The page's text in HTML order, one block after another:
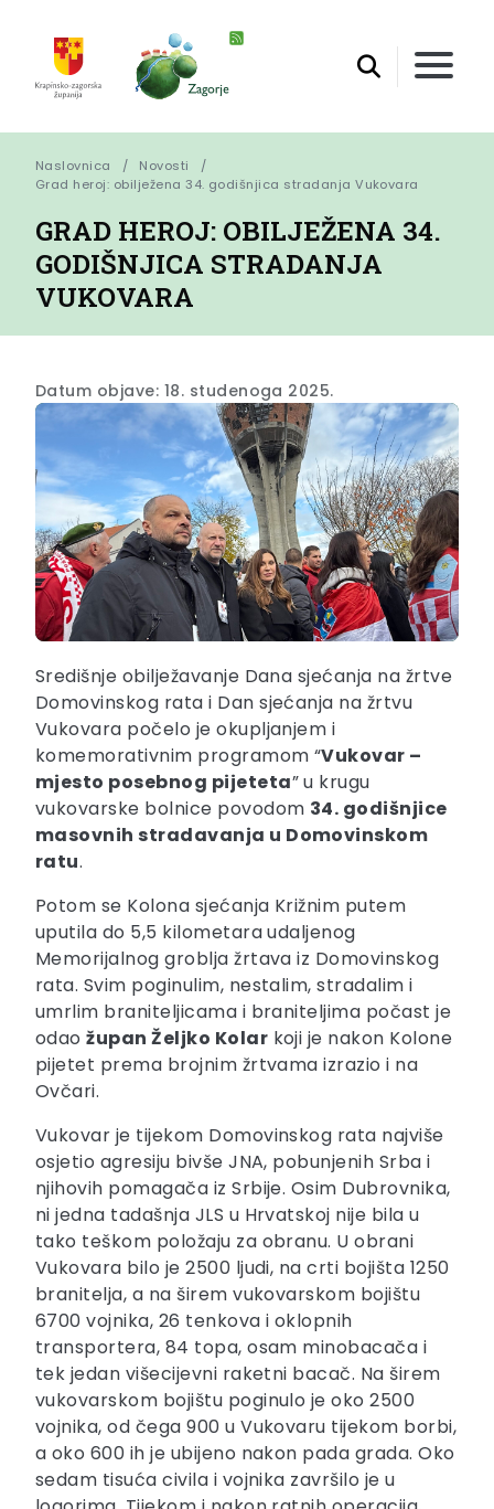
Naslovnica
Novosti
Grad heroj: obilježena 34. godišnjica stradanja Vukovara
GRAD HEROJ: OBILJEŽENA 34.
GODIŠNJICA STRADANJA
VUKOVARA
Datum objave: 18. studenoga 2025.
Središnje obilježavanje Dana sjećanja na žrtve
Domovinskog rata i Dan sjećanja na žrtvu
Vukovara počelo je okupljanjem i
komemorativnim programom “Vukovar –
mjesto posebnog pijeteta” u krugu
vukovarske bolnice povodom 34. godišnjice
masovnih stradavanja u Domovinskom
ratu.
Potom se Kolona sjećanja Križnim putem
uputila do 5,5 kilometara udaljenog
Memorijalnog groblja žrtava iz Domovinskog
rata. Svim poginulim, nestalim, stradalim i
umrlim braniteljicama i braniteljima počast je
odaožupan Željko Kolar koji je nakon Kolone
pijetet prema brojnim žrtvama izrazio i na
Ovčari.
Vukovar je tijekom Domovinskog rata najviše
osjetio agresiju bivše JNA, pobunjenih Srba i
njihovih pomagača iz Srbije. Osim Dubrovnika,
ni jedna tadašnja JLS u Hrvatskoj nije bila u
tako teškom položaju za obranu. U obrani
Vukovara bilo je 2500 ljudi, na crti bojišta 1250
branitelja, a na širem vukovarskom bojištu
6700 vojnika, 26 tenkova i oklopnih
transportera, 84 topa, osam minobacača i
tek jedan višecijevni raketni bacač. Na širem
vukovarskom bojištu poginulo je oko 2500
vojnika, od čega 900 u Vukovaru tijekom borbi,
a oko 600 ih je ubijeno nakon pada grada. Oko
sedam tisuća civila i vojnika završilo je u